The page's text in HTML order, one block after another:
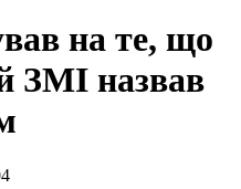
на те, що
ЗМІ назвав